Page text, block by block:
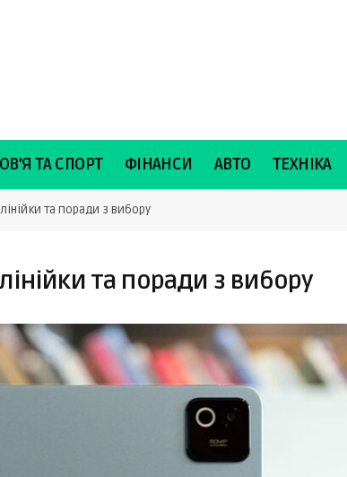
ТА СПОРТ ФІНАНСИ АВТО ТЕХНІКА
та поради з вибору
та поради з вибору